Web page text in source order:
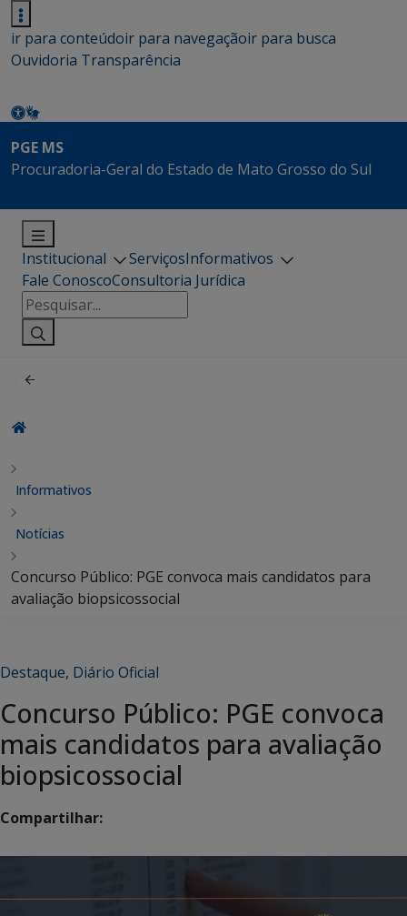
ir para conteúdoir para navegaçãoir para busca
Ouvidoria Transparência
PGE MS
Procuradoria-Geral do Estado de Mato Grosso do Sul
Institucional ServiçosInformativos
Fale ConoscoConsultoria Jurídica
Pesquisar
por:
Informativos
Notícias
Concurso Público: PGE convoca mais candidatos para
avaliação biopsicossocial
Destaque, Diário Oficial
Concurso Público: PGE convoca
mais candidatos para avaliação
biopsicossocial
Compartilhar: